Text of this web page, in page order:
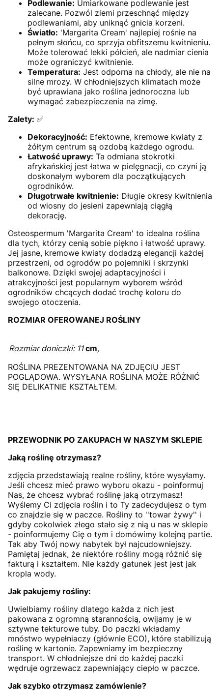
Podlewanie: Umiarkowane podlewanie jest
zalecane. Pozwól ziemi przeschnąć między
podlewaniami, aby uniknąć gnicia korzeni.
Światło: 'Margarita Cream' najlepiej rośnie na
pełnym słońcu, co sprzyja obfitszemu kwitnieniu.
Może tolerować lekki półcień, ale nadmiar cienia
może ograniczyć kwitnienie.
Temperatura: Jest odporna na chłody, ale nie na
silne mrozy. W chłodniejszych klimatach może
być uprawiana jako roślina jednoroczna lub
wymagać zabezpieczenia na zimę.
Zalety: ✅
Dekoracyjność: Efektowne, kremowe kwiaty z
żółtym centrum są ozdobą każdego ogrodu.
Łatwość uprawy: Ta odmiana stokrotki
afrykańskiej jest łatwa w pielęgnacji, co czyni ją
doskonałym wyborem dla początkujących
ogrodników.
Długotrwałe kwitnienie: Długie okresy kwitnienia
od wiosny do jesieni zapewniają ciągłą
dekorację.
Osteospermum 'Margarita Cream' to idealna roślina
dla tych, którzy cenią sobie piękno i łatwość uprawy.
Jej jasne, kremowe kwiaty dodadzą elegancji każdej
przestrzeni, od ogrodów po pojemniki i skrzynki
balkonowe. Dzięki swojej adaptacyjności i
atrakcyjności jest popularnym wyborem wśród
ogrodników chcących dodać trochę koloru do
swojego otoczenia.
ROZMIAR OFEROWANEJ ROŚLINY
Rozmiar doniczki: 11cm,
ROŚLINA PREZENTOWANA NA ZDJĘCIU JEST
POGLĄDOWA. WYSYŁANA ROŚLINA MOŻE RÓŻNIĆ
SIĘ DELIKATNIE KSZTAŁTEM.
PRZEWODNIK PO ZAKUPACH W NASZYM SKLEPIE
Jaką roślinę otrzymasz?
zdjęcia przedstawiają realne rośliny, które wysyłamy.
Jeśli chcesz mieć prawo wyboru okazu - poinformuj
Nas, że chcesz wybrać roślinę jaką otrzymasz!
Wyślemy Ci zdjęcia roślin i to Ty zadecydujesz o tym
co znajdzie się w paczce. Rośliny to ''towar żywy'' i
gdyby cokolwiek złego stało się z nią u nas w sklepie
- poinformujemy Cię o tym i domówimy kolejną partie.
Tak aby Twój nowy nabytek był najcudowniejszy.
Pamiętaj jednak, że niektóre rośliny mogą różnić się
fakturą i kształtem. Nie każdy gatunek jest jest jak
kropla wody.
Jak pakujemy rośliny:
Uwielbiamy rośliny dlatego każda z nich jest
pakowana z ogromną starannością, owijamy je w
sztywne tekturowe tuby. Do paczki wkładamy
mnóstwo wypełniaczy (głównie ECO), które stabilizują
roślinę w kartonie. Zapewniamy im bezpieczny
transport. W chłodniejsze dni do każdej paczki
wędruje ogrzewacz zapewniający ciepło w paczce.
Jak szybko otrzymasz zamówienie?